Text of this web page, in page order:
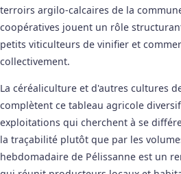
terroirs argilo-calcaires de la
coopératives jouent un rôle
petits viticulteurs de vinifier et
collectivement.
La céréaliculture et d'autres cultures
complètent ce tableau agricole
exploitations qui cherchent à se
la traçabilité plutôt que par les
hebdomadaire de Pélissanne est un